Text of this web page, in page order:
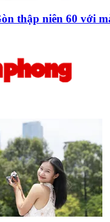
thập niên 60 với